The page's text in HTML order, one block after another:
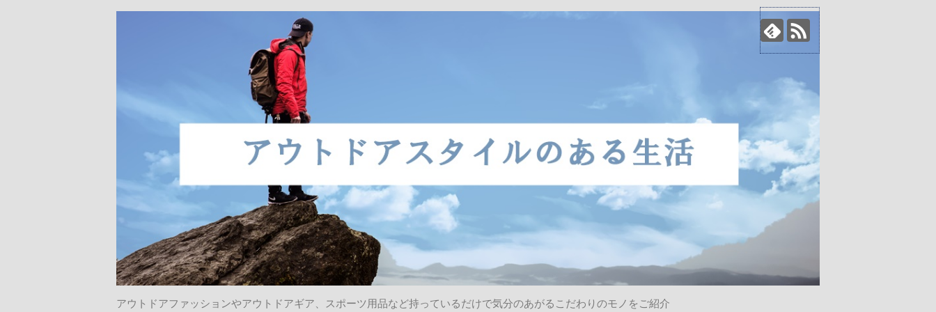
アウトドアファッションやアウトドアギア、スポーツ用品など持っているだけで気分のあがるこだわりのモノをご紹介